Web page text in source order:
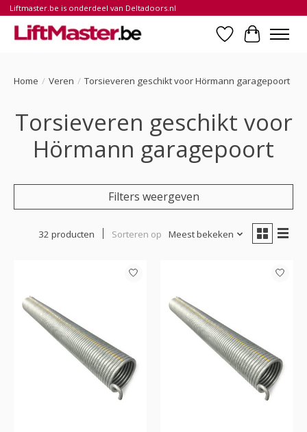
Liftmaster.be is onderdeel van Deltadoors.nl
Verlanglijst
Home / Veren / Torsieveren geschikt voor Hörmann garagepoort
Torsieveren geschikt voor
Hörmann garagepoort
Filters weergeven
32 producten Sorteren op Meest bekeken